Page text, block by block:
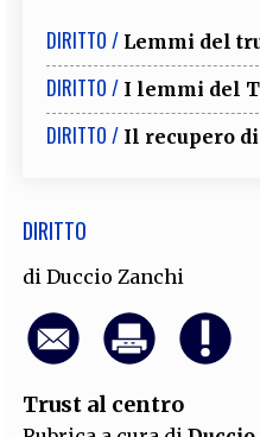
DIRITTO / Lemmi del
DIRITTO / I lemmi del
DIRITTO / Il recupero
DIRITTO
diDuccio Zanchi
Trust al centro